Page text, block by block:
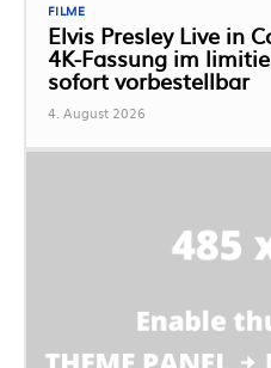
FILME
Elvis Presley Live in
4K-Fassung im
sofort vorbestellbar
4. August 2026